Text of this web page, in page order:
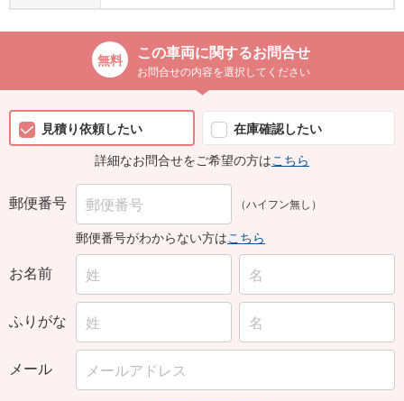
この車両に関するお問合せ
お問合せの内容を選択してください
見積り依頼したい
在庫確認したい
詳細なお問合せをご希望の方はこちら
郵便番号 （ハイフン無し）
郵便番号がわからない方はこちら
お名前
ふりがな
メール